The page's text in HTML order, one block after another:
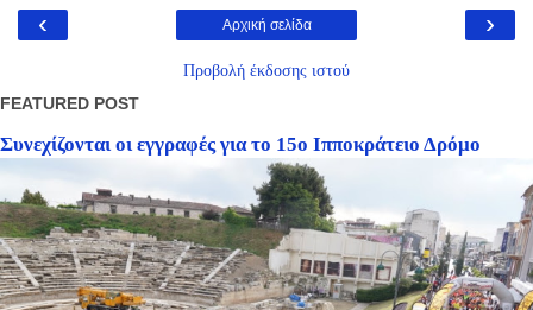
‹ ›
Αρχική σελίδα
Προβολή έκδοσης ιστού
FEATURED POST
Συνεχίζονται οι εγγραφές για το 15ο Ιπποκράτειο Δρόμο